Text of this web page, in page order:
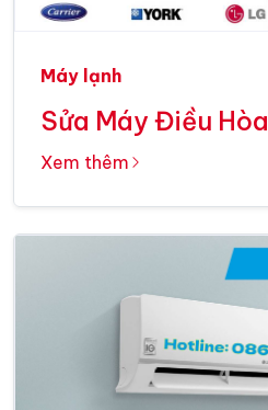
Máy lạnh
Sửa Máy Điều Hòa
Xem thêm